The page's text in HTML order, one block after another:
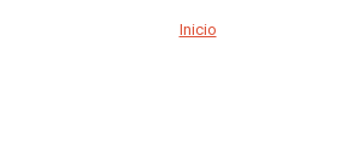
Inicio